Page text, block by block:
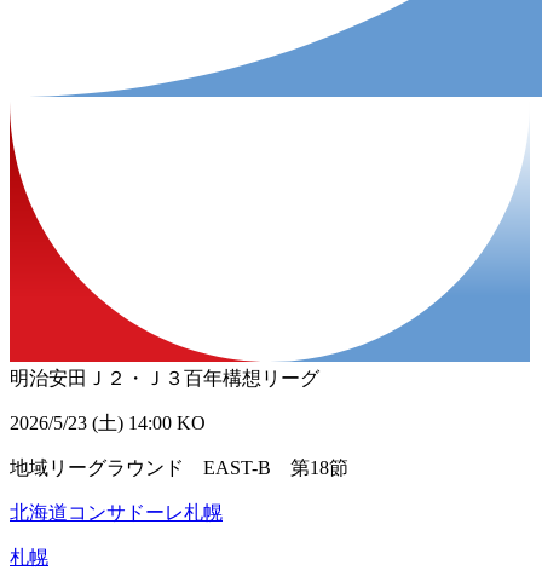
明治安田Ｊ２・Ｊ３百年構想リーグ
2026/5/23 (土) 14:00 KO
地域リーグラウンド EAST-B 第18節
北海道コンサドーレ札幌
札幌